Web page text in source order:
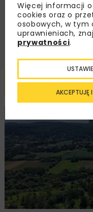
Powiązane
Więcej informacji
cookies oraz o
osobowych, w tym
uprawnieniach,
prywatności.
AKCEPTUJĘ